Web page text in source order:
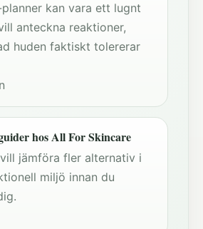
kan vara ett lugnt
anteckna reaktioner,
huden faktiskt tolererar
hos All For Skincare
jämföra fler alternativ i
miljö innan du